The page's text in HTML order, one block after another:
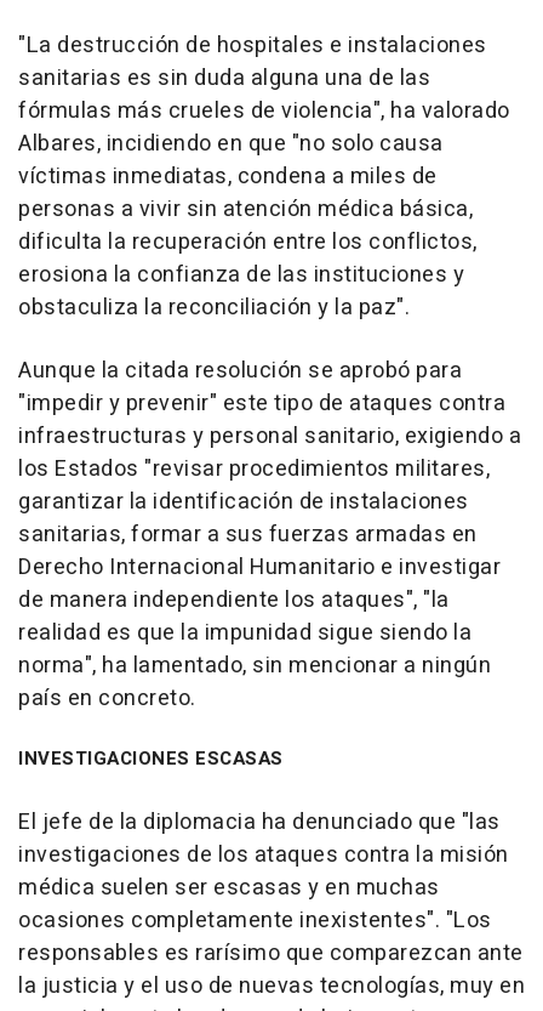
"La destrucción de hospitales e instalaciones
sanitarias es sin duda alguna una de las
fórmulas más crueles de violencia", ha valorado
Albares, incidiendo en que "no solo causa
víctimas inmediatas, condena a miles de
personas a vivir sin atención médica básica,
dificulta la recuperación entre los conflictos,
erosiona la confianza de las instituciones y
obstaculiza la reconciliación y la paz".
Aunque la citada resolución se aprobó para
"impedir y prevenir" este tipo de ataques contra
infraestructuras y personal sanitario, exigiendo a
los Estados "revisar procedimientos militares,
garantizar la identificación de instalaciones
sanitarias, formar a sus fuerzas armadas en
Derecho Internacional Humanitario e investigar
de manera independiente los ataques", "la
realidad es que la impunidad sigue siendo la
norma", ha lamentado, sin mencionar a ningún
país en concreto.
INVESTIGACIONES ESCASAS
El jefe de la diplomacia ha denunciado que "las
investigaciones de los ataques contra la misión
médica suelen ser escasas y en muchas
ocasiones completamente inexistentes". "Los
responsables es rarísimo que comparezcan ante
la justicia y el uso de nuevas tecnologías, muy en